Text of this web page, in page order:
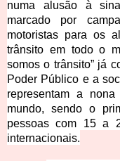
numa alusão à
marcado por
motoristas para os
trânsito em todo o
somos o trânsito” já
Poder Público e a
representam a
mundo, sendo o
pessoas com 15 a
internacionais.